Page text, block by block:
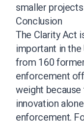
smaller
Conclusion
The Clarity Act
important in the
from 160
enforcement
weight
innovation
enforcement.